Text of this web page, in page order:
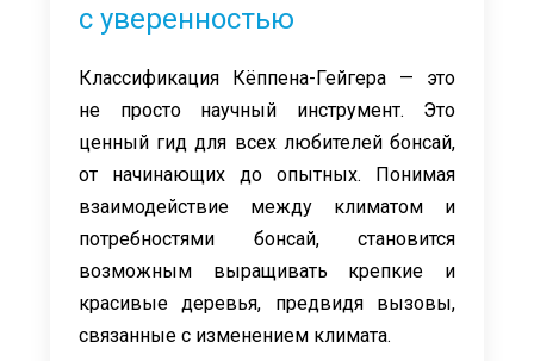
с уверенностью
Классификация Кёппена-Гейгера — это
не просто научный инструмент. Это
ценный гид для всех любителей бонсай,
от начинающих до опытных. Понимая
взаимодействие между климатом и
потребностями бонсай, становится
возможным выращивать крепкие и
красивые деревья, предвидя вызовы,
связанные с изменением климата.